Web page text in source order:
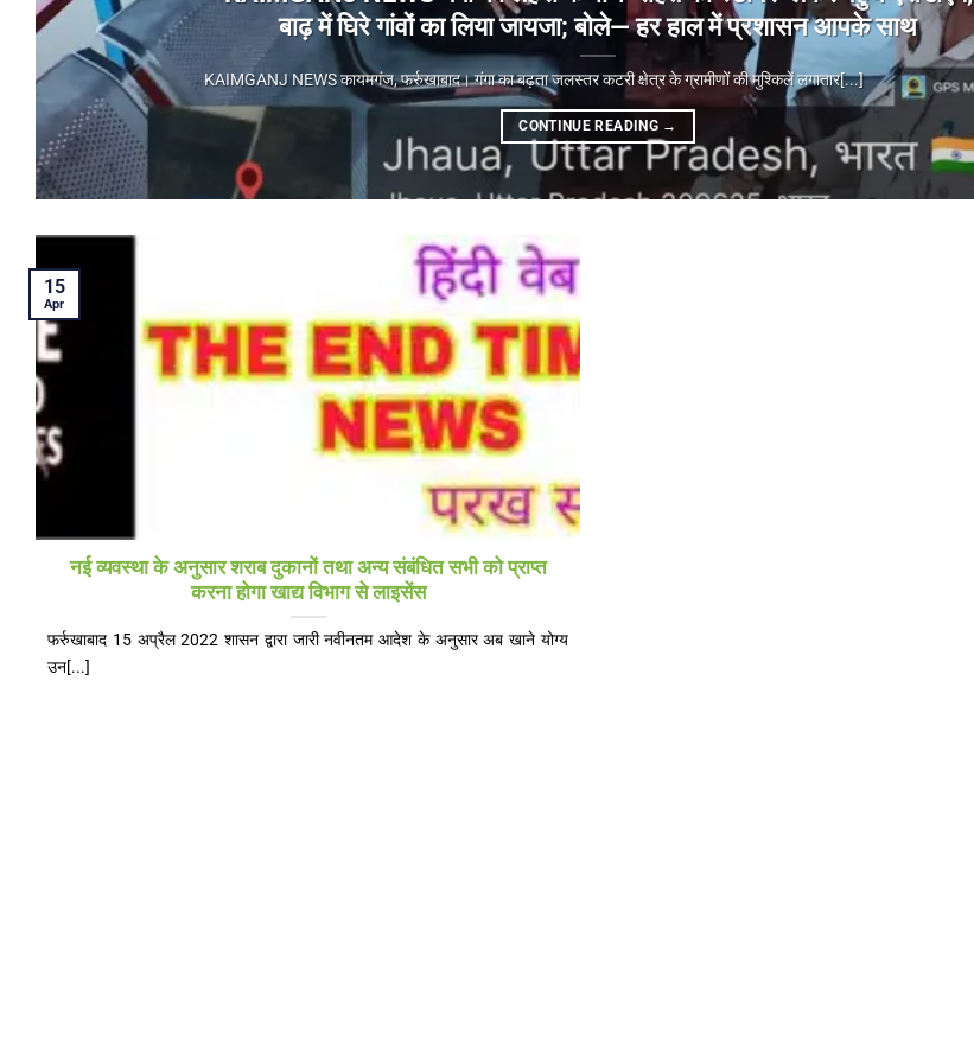
बाढ़ में घिरे गांवों का लिया जायजा; बोले— हर हाल में प्रशासन आपके साथ
KAIMGANJ NEWS कायमगंज, फर्रुखाबाद। गंगा का बढ़ता जलस्तर कटरी क्षेत्र के ग्रामीणों की मुश्किलें लगातार[...]
CONTINUE READING →
नई व्यवस्था के अनुसार शराब दुकानों तथा अन्य संबंधित सभी को प्राप्त
करना होगा खाद्य विभाग से लाइसेंस
फर्रुखाबाद 15 अप्रैल 2022 शासन द्वारा जारी नवीनतम आदेश के अनुसार अब खाने योग्य
उन[...]
15
Apr